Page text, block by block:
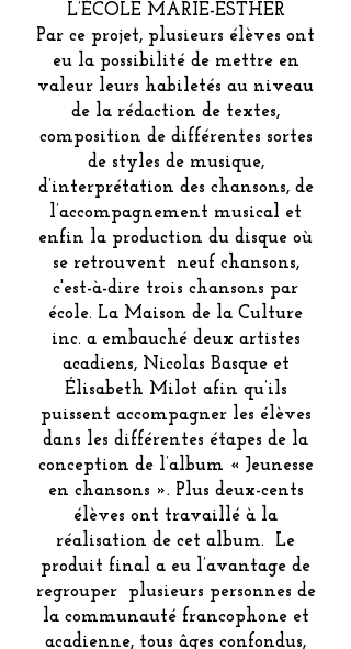
L’ÉCOLE MARIE-ESTHER
Par ce projet, plusieurs élèves ont
eu la possibilité de mettre en
valeur leurs habiletés au niveau
de la rédaction de textes,
composition de différentes sortes
de styles de musique,
d’interprétation des chansons, de
l’accompagnement musical et
enfin la production du disque où
se retrouvent neuf chansons,
c'est-à-dire trois chansons par
école. La Maison de la Culture
inc. a embauché deux artistes
acadiens, Nicolas Basque et
Élisabeth Milot afin qu’ils
puissent accompagner les élèves
dans les différentes étapes de la
conception de l’album « Jeunesse
en chansons ». Plus deux-cents
élèves ont travaillé à la
réalisation de cet album. Le
produit final a eu l’avantage de
regrouper plusieurs personnes de
la communauté francophone et
acadienne, tous âges confondus,